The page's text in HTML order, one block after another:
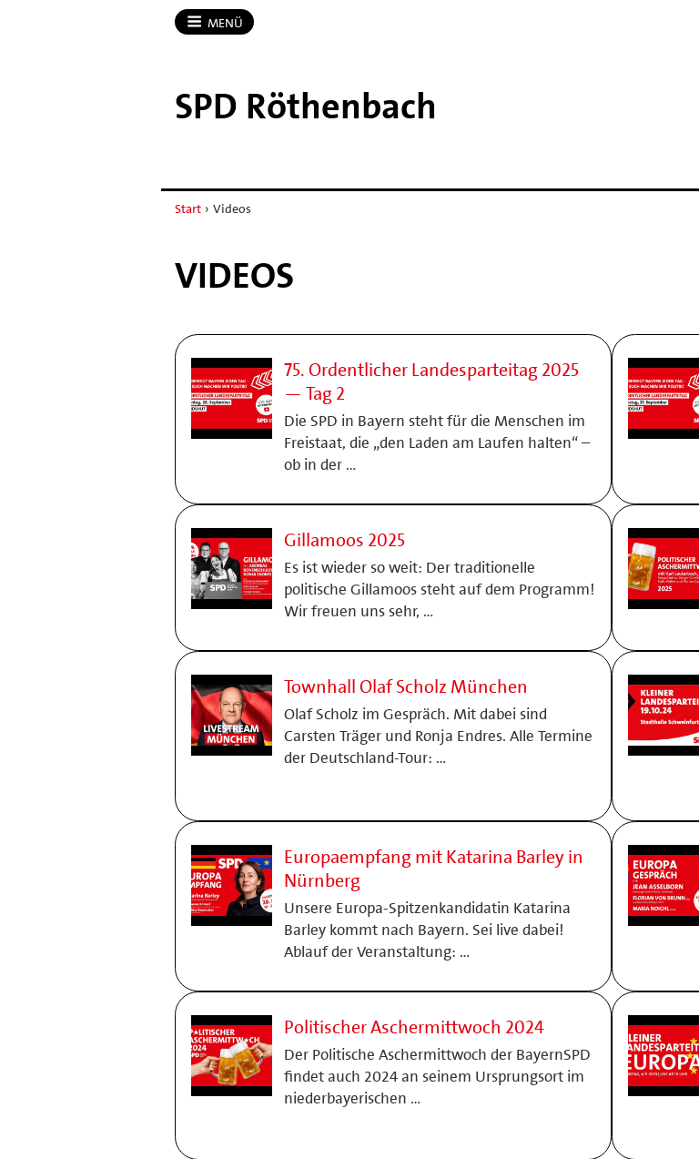
MENÜ
SPD Röthenbach
Start › Videos
VIDEOS
75. Ordentlicher Landesparteitag 2025
— Tag 2
Die SPD in Bayern steht für die Menschen im
Freistaat, die „den Laden am Laufen halten“ –
ob in der …
Gillamoos 2025
Es ist wieder so weit: Der traditionelle
politische Gillamoos steht auf dem Programm!
Wir freuen uns sehr, …
Townhall Olaf Scholz München
Olaf Scholz im Gespräch. Mit dabei sind
Carsten Träger und Ronja Endres. Alle Termine
der Deutschland-Tour: …
Europaempfang mit Katarina Barley in
Nürnberg
Unsere Europa-Spitzenkandidatin Katarina
Barley kommt nach Bayern. Sei live dabei!
Ablauf der Veranstaltung: …
Politischer Aschermittwoch 2024
Der Politische Aschermittwoch der BayernSPD
findet auch 2024 an seinem Ursprungsort im
niederbayerischen …